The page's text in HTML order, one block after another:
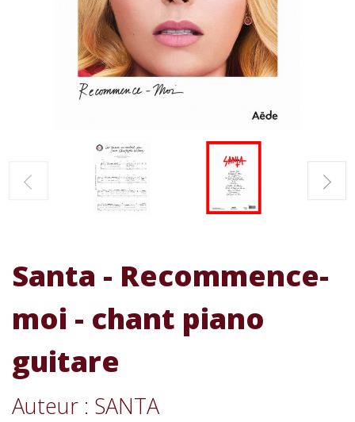
Santa - Recommence-
moi - chant piano
guitare
Auteur : SANTA